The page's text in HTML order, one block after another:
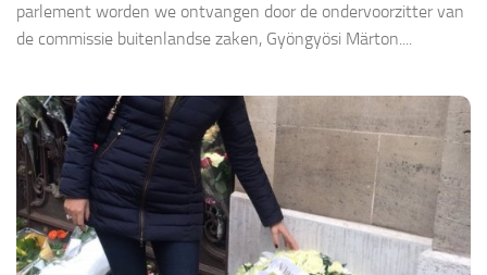
parlement worden we ontvangen door de ondervoorzitter van
de commissie buitenlandse zaken, Gyöngyösi Märton....